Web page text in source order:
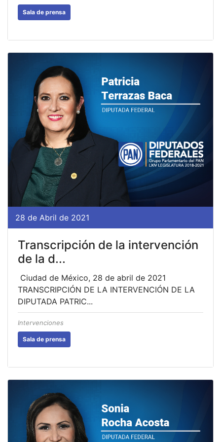
Sala de prensa
28 de Abril de 2021
Transcripción de la intervención
de la d...
Ciudad de México, 28 de abril de 2021
TRANSCRIPCIÓN DE LA INTERVENCIÓN DE LA
DIPUTADA PATRIC...
Intervenciones
Sala de prensa